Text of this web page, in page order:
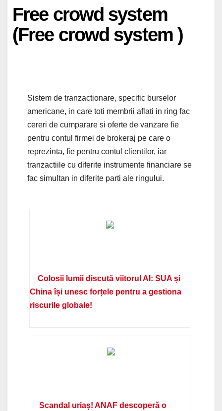
Free crowd system
(Free crowd system )
Sistem de tranzactionare, specific burselor
americane, in care toti membrii aflati in ring fac
cereri de cumparare si oferte de vanzare fie
pentru contul firmei de brokeraj pe care o
reprezinta, fie pentru contul clientilor, iar
tranzactiile cu diferite instrumente financiare se
fac simultan in diferite parti ale ringului.
Colosii lumii discută viitorul AI: SUA și
China își unesc forțele pentru a gestiona
riscurile globale!
Scandal uriaș! ANAF descoperă o